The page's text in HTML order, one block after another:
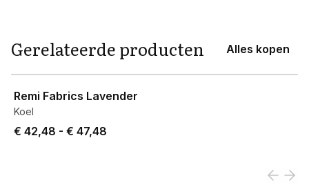
Gerelateerde producten Alles kopen
Remi Fabrics Lavender
Koel
Price from € 42,48 to € 47,48.
€ 42,48 - € 47,48